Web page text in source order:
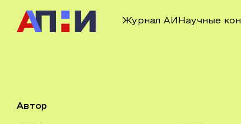
Журнал АИ Научные
Автор